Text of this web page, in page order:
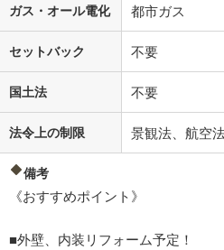
ガス・オール電化 都市ガス
セットバック 不要
国土法 不要
法令上の制限 景観法、航空
備考
《おすすめポイント》
■外壁、内装リフォーム予定！